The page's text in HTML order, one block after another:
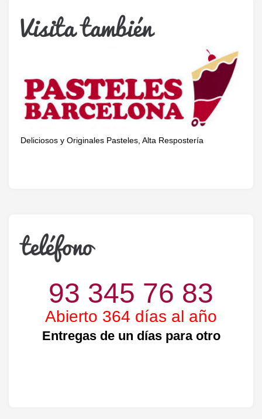
Visita también
Deliciosos y Originales Pasteles, Alta Respostería
teléfono
93 345 76 83
Abierto 364 días al año
Entregas de un días para otro